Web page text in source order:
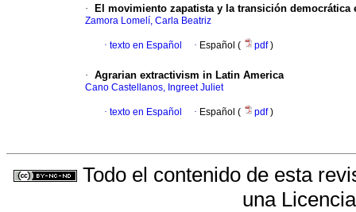
· El movimiento zapatista y la transición
Zamora Lomelí, Carla Beatriz
· texto en Español · Español ( pdf)
· Agrarian extractivism in Latin America
Cano Castellanos, Ingreet Juliet
· texto en Español · Español ( pdf)
Todo el contenido de esta
una